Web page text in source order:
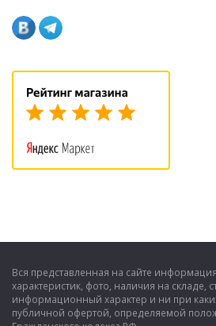
Вся представленная на сайте
характеристик, фото, наличия на складе,
информационный характер и ни при
публичной офертой, определяемой